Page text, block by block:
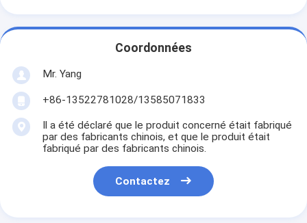
Coordonnées
Mr. Yang
+86-13522781028/13585071833
Il a été déclaré que le produit concerné était fabriqué
par des fabricants chinois, et que le produit était
fabriqué par des fabricants chinois.
Contactez